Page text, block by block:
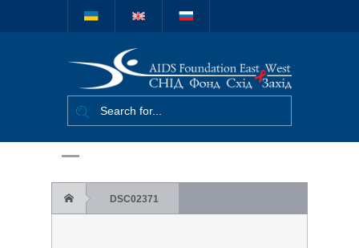
Міжнародний
благодійний
фонд "СНІД
Захід"
DSC02371